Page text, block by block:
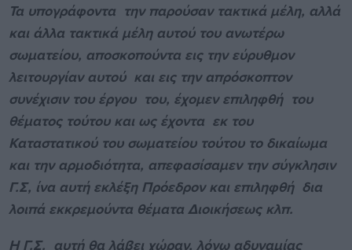
Τα υπογράφοντα την παρούσαν τακτικά μέλη, αλλά
και άλλα τακτικά μέλη αυτού του ανωτέρω
σωματείου, αποσκοπούντα εις την εύρυθμον
λειτουργίαν αυτού και εις την απρόσκοπτον
συνέχισιν του έργου του, έχομεν επιληφθή του
θέματος τούτου και ως έχοντα εκ του
Καταστατικού του σωματείου τούτου το δικαίωμα
και την αρμοδιότητα, απεφασίσαμεν την σύγκλησιν
Γ.Σ, ίνα αυτή εκλέξη Πρόεδρον και επιληφθή δια
λοιπά εκκρεμούντα θέματα Διοικήσεως κλπ.
Η Γ.Σ. αυτή θα λάβει χώραν, λόγω αδυναμίας